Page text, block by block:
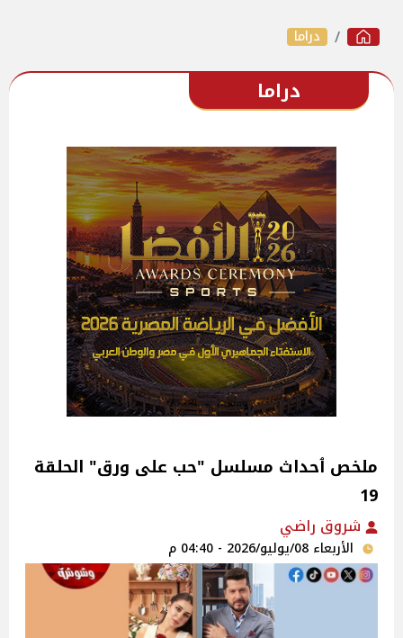
دراما
دراما
ملخص ٱحداث مسلسل "حب على ورق" الحلقة
19
شروق راضي
الأربعاء 08/يوليو/2026 - 04:40 م